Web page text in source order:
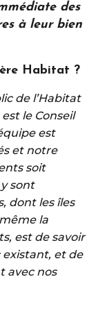
des
à leur bien
Habitat ?
de l’Habitat
le Conseil
est
et notre
soit
sont
dont les îles
la
est de savoir
et de
avec nos